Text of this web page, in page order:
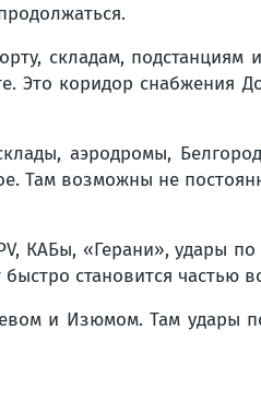
складам,
коридор снабжения
аэродромы,
Там возможны не
КАБы, «Герани», удары
становится частью
и Изюмом. Там удары